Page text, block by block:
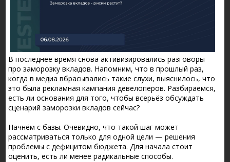
В последнее время снова активизировались разговоры
про заморозку вкладов. Напомним, что в прошлый раз,
когда в медиа вбрасывались такие слухи, выяснилось, что
это была рекламная кампания девелоперов. Разбираемся,
есть ли основания для того, чтобы всерьёз обсуждать
сценарий заморозки вкладов сейчас?
Начнём с базы. Очевидно, что такой шаг может
рассматриваться только для одной цели — решения
проблемы с дефицитом бюджета. Для начала стоит
оценить, есть ли менее радикальные способы.